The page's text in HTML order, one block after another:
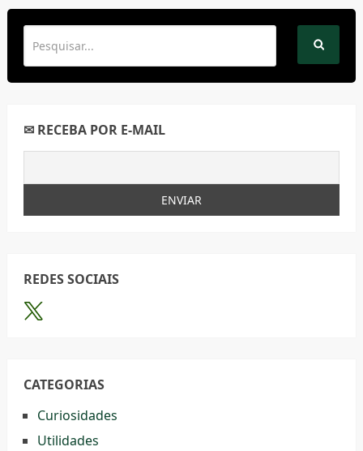
✉ RECEBA POR E-MAIL
REDES SOCIAIS
CATEGORIAS
Curiosidades
Utilidades